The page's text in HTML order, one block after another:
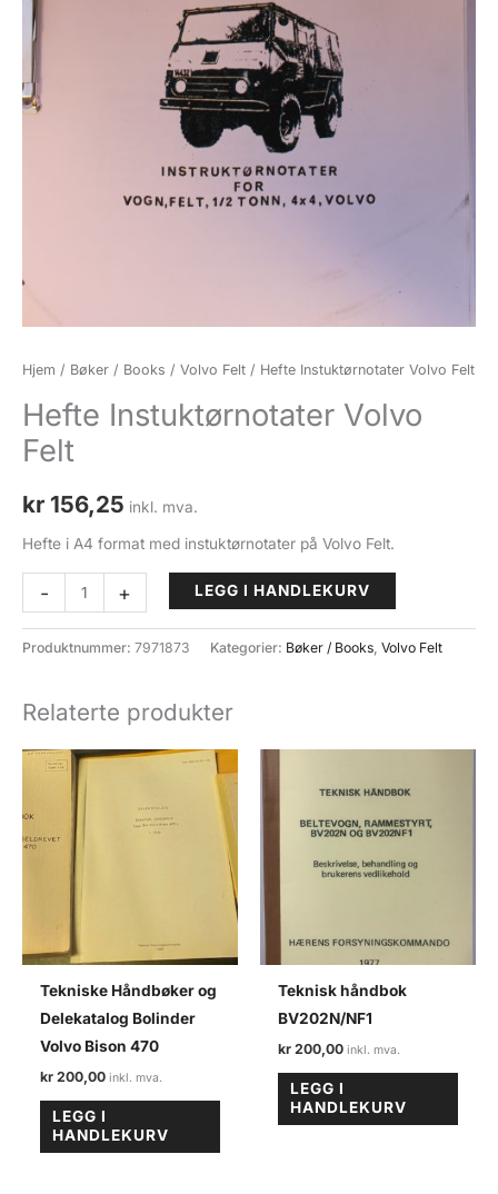
Hjem / Bøker / Books / Volvo Felt / Hefte Instuktørnotater Volvo Felt
Hefte Instuktørnotater Volvo
Felt
kr 156,25 inkl. mva.
Hefte i A4 format med instuktørnotater på Volvo Felt.
-
Instuktørnotater
Volvo
+ LEGG I HANDLEKURV
Produktnummer: 7971873 Kategorier: Bøker / Books, Volvo Felt
Relaterte produkter
Tekniske Håndbøker og
Delekatalog Bolinder
Volvo Bison 470
kr 200,00
LEGG I
HANDLEKURV
Teknisk håndbok
BV202N/NF1
kr 200,00
LEGG I
HANDLEKURV